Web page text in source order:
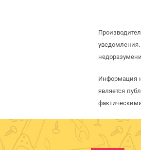
Информация
является